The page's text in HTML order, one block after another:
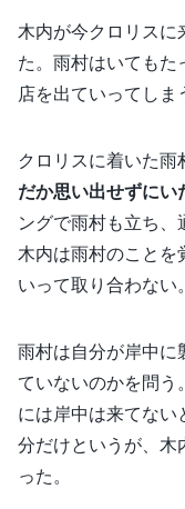
木内が今クロリスに
た。雨村はいてもた
店を出ていってしま
クロリスに着いた雨
だか思い出せずにい
ングで雨村も立ち、
木内は雨村のことを
いって取り合わない。
雨村は自分が岸中に
ていないのかを問う
には岸中は来てない
分だけというが、木
った。